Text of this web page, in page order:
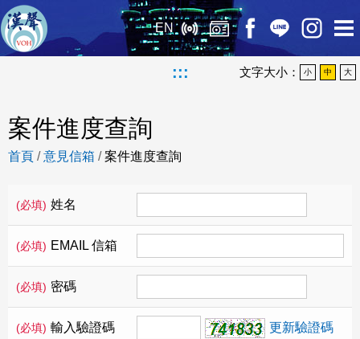
EN
::: 文字大小： 小 中 大
案件進度查詢
首頁 /意見信箱 /案件進度查詢
(必填) 姓名
(必填) EMAIL 信箱
(必填) 密碼
(必填) 輸入驗證碼
更新驗證碼